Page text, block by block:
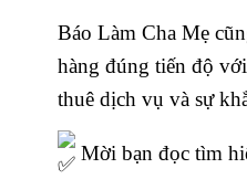
Báo Làm Cha Mẹ
hàng đúng tiến độ
thuê dịch vụ và sự
Mời bạn đọc tìm